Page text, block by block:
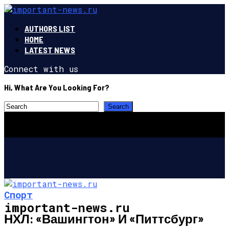
AUTHORS LIST
HOME
LATEST NEWS
Connect with us
Hi, What Are You Looking For?
important-news.ru
Спорт
НХЛ: «Вашингтон» И «Питтсбург»